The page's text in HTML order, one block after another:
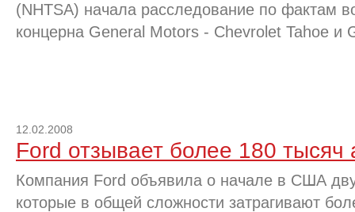
(NHTSA) начала расследование по фактам
концерна General Motors - Chevrolet Tahoe и
12.02.2008
Ford отзывает более 180 тысяч
Компания Ford объявила о начале в США
которые в общей сложности затрагивают